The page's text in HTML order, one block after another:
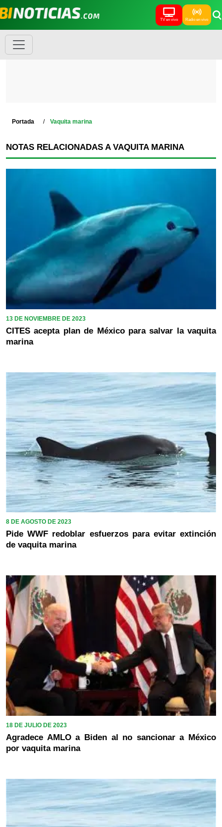
TV en vivo Radio en vivo
Portada Vaquita marina
NOTAS RELACIONADAS A VAQUITA MARINA
13 DE NOVIEMBRE DE 2023
CITES acepta plan de México para salvar la vaquita
marina
8 DE AGOSTO DE 2023
Pide WWF redoblar esfuerzos para evitar extinción
de vaquita marina
18 DE JULIO DE 2023
Agradece AMLO a Biden al no sancionar a México
por vaquita marina